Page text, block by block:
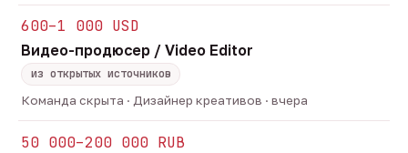
600–1 000 USD
Видео-продюсер / Video Editor
из открытых источников
Команда скрыта · Дизайнер креативов · вчера
50 000–200 000 RUB